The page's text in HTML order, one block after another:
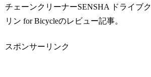
チェーンクリーナーSENSHA ドライブク
リン for Bicycleのレビュー記事。
スポンサーリンク